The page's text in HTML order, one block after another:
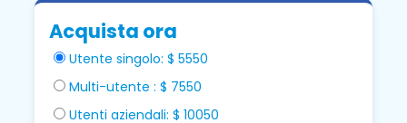
Acquista ora
Utente singolo: $ 5550
Multi-utente : $ 7550
Utenti aziendali: $ 10050